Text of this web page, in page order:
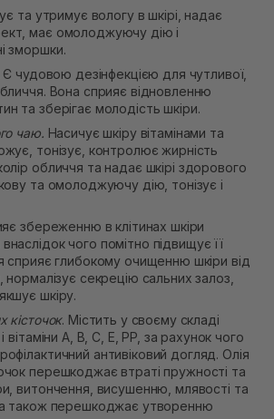
та утримує вологу в шкірі, надає
має омолоджуючу дію і
зморшки.
Є чудовою дезінфекцією для чутливої,
Вона сприяє відновленню
та зберігає молодість шкіри.
чаю. Насичує шкіру вітамінами та
тонізує, контролює жирність
обличчя та надає шкірі здорового
та омолоджуючу дію, тонізує і
збереженню в клітинах шкіри
чого помітно підвищує її
сприяє глибокому очищенню шкіри від
нормалізує секрецію сальних залоз,
шкіру.
кісточок. Містить у своєму складі
вітаміни A, B, C, E, PP, за рахунок чого
антивіковий догляд. Олія
перешкоджає втраті пружності та
витончення, висушенню, млявості та
а також перешкоджає утворенню